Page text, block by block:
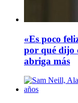
«Es poco
por qué dijo
abriga más